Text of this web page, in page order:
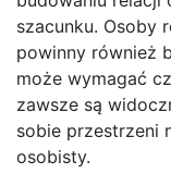
szacunku. Osoby
powinny również
może wymagać
zawsze są
sobie przestrzeni
osobisty.